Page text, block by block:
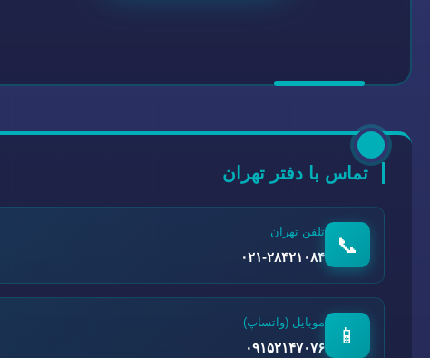
تماس با دفتر تهران
📞
تلفن تهران
۰۲۱-۲۸۴۲۱۰۸۴
📱
موبایل (واتساپ)
۰۹۱۵۲۱۴۷۰۷۶